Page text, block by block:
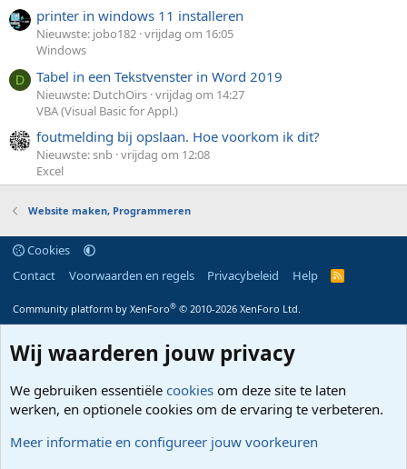
printer in windows 11 installeren
Nieuwste: jobo182 vrijdag om 16:05
Windows
D Tabel in een Tekstvenster in Word 2019
Nieuwste: DutchOirs vrijdag om 14:27
VBA (Visual Basic for Appl.)
foutmelding bij opslaan. Hoe voorkom ik dit?
Nieuwste: snb vrijdag om 12:08
Excel
Website maken, Programmeren
Cookies
Contact
Voorwaarden en regels Privacybeleid Help
R
Community platform by XenForo® © 2010-2026 XenForo Ltd.
Wij waarderen jouw privacy
We gebruiken essentiële cookies om deze site te laten
werken, en optionele cookies om de ervaring te verbeteren.
Meer informatie en configureer jouw voorkeuren